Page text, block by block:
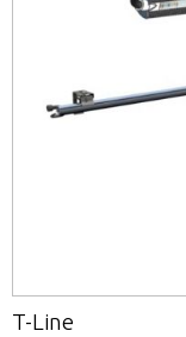
T-Line